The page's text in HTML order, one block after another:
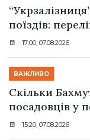
поїздів:
17:00, 07.08.2026
ВАЖЛИВО
Скільки
посадовців у
15:20, 07.08.2026